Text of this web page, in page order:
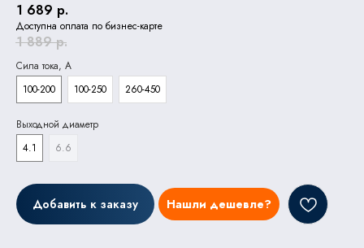
1 689 р.
Доступна оплата по бизнес-карте
1 889 р.
Сила тока, А
100-200
100-250 260-450
Выходной диаметр
4.1
6.6
Добавить к заказу Нашли дешевле?